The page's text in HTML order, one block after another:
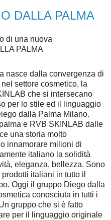
DALLA PALMA
di una nuova
PALMA
nasce dalla convergenza di
settore cosmetico, la
che si intersecano
per lo stile ed il linguaggio
dalla Palma Milano.
e RVB SKINLAB dalle
una storia molto
innamorare milioni di
italiano la solidità
eleganza, bellezza. Sono
italiani in tutto il
Oggi il gruppo Diego dalla
conosciuta in tutti i
gruppo che si è fatto
per il linguaggio originale